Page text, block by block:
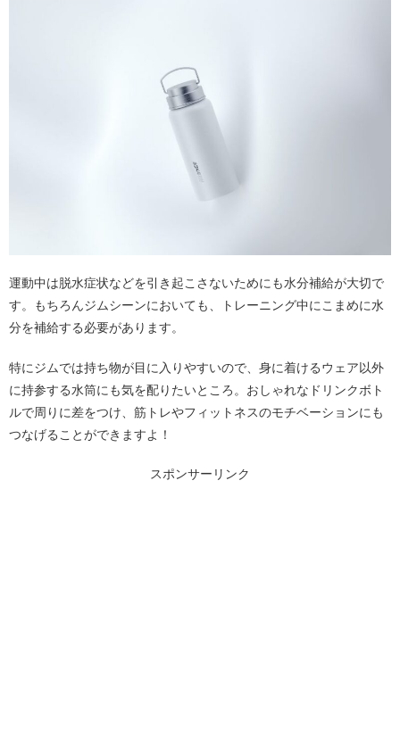
運動中は脱水症状などを引き起こさないためにも水分補給が大切で
す。もちろんジムシーンにおいても、トレーニング中にこまめに水
分を補給する必要があります。
特にジムでは持ち物が目に入りやすいので、身に着けるウェア以外
に持参する水筒にも気を配りたいところ。おしゃれなドリンクボト
ルで周りに差をつけ、筋トレやフィットネスのモチベーションにも
つなげることができますよ！
スポンサーリンク